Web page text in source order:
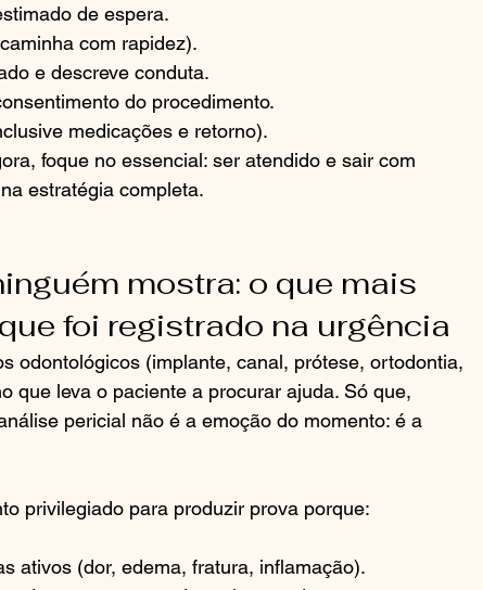
de espera.
com rapidez).
e descreve conduta.
do procedimento.
medicações e retorno).
foque no essencial: ser atendido e sair com
estratégia completa.
mostra: o que mais
foi registrado na urgência
odontológicos (implante, canal, prótese, ortodontia,
que leva o paciente a procurar ajuda. Só que,
pericial não é a emoção do momento: é a
privilegiado para produzir prova porque:
ativos (dor, edema, fratura, inflamação).